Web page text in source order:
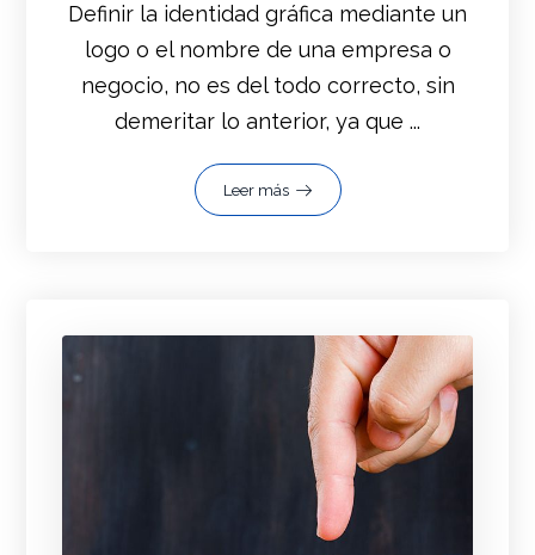
Definir la identidad gráfica mediante un
logo o el nombre de una empresa o
negocio, no es del todo correcto, sin
demeritar lo anterior, ya que ...
Leer más